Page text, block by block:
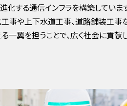
化する通信インフラを構築してい
⼯事や上下⽔道⼯事、道路舗装⼯
⼀翼を担うことで、広く社会に貢献